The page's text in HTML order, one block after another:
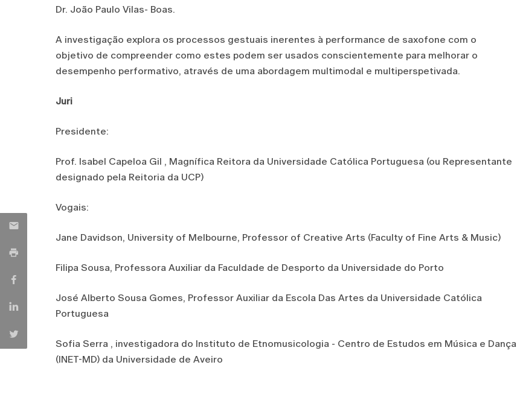
Dr. João Paulo Vilas- Boas.
A investigação explora os processos gestuais inerentes à performance de saxofone com o
objetivo de compreender como estes podem ser usados conscientemente para melhorar o
desempenho performativo, através de uma abordagem multimodal e multiperspetivada.
Juri
Presidente:
Prof. Isabel Capeloa Gil , Magnífica Reitora da Universidade Católica Portuguesa (ou Representante
designado pela Reitoria da UCP)
Vogais:
Jane Davidson, University of Melbourne, Professor of Creative Arts (Faculty of Fine Arts & Music)
Filipa Sousa, Professora Auxiliar da Faculdade de Desporto da Universidade do Porto
José Alberto Sousa Gomes, Professor Auxiliar da Escola Das Artes da Universidade Católica
Portuguesa
Sofia Serra , investigadora do Instituto de Etnomusicologia - Centro de Estudos em Música e Dança
(INET-MD) da Universidade de Aveiro